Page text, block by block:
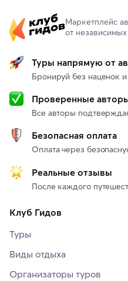
Маркетплейс
от
Туры напрямую от
Бронируй без наценок
Проверенные
Все авторы
Безопасная оплата
Оплата через
Реальные отзывы
После каждого
Клуб Гидов
Туры
Виды отдыха
Организаторы туров